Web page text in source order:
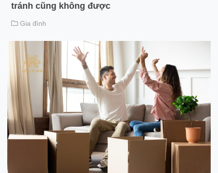
tránh cũng không được
Gia đình